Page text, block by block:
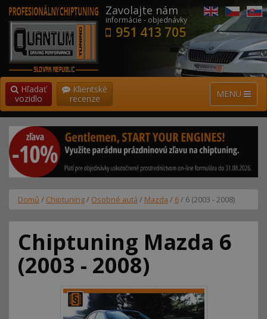
Zavolajte nám
informácie - objednávky
951 413 705
MENU
Hľadať
vozidlo
Klientské
recenze
Domů / Chiptuning/ Osobné autá / Mazda / 6/ 6 (2003 - 2008)
Chiptuning Mazda 6
(2003 - 2008)